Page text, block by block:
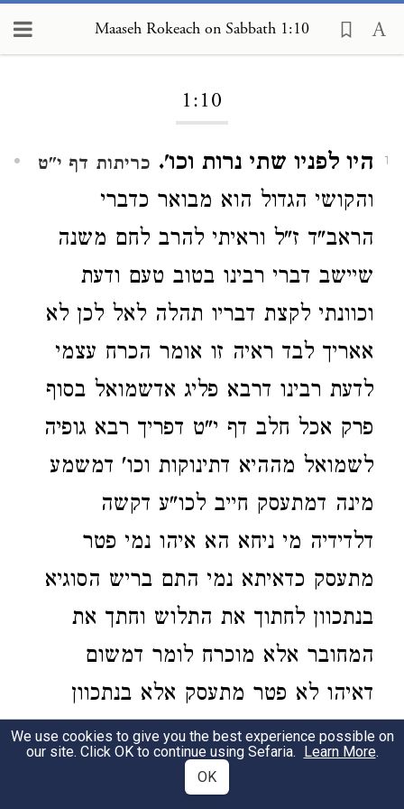
Maaseh Rokeach on Sabbath 1:10
1:10
1 היו לפניו שתי נרות וכו'. כריתות דף י"ט
והקושי הגדול הוא מבואר כדברי
הראב"ד ז"ל וראיתי להרב לחם משנה
שיישב דברי רבינו בטוב טעם ודעת
וכוונתי לקצת דבריו תהלה לאל לכן לא
אאריך לבד ראיה זו אומר הכרח עצמי
לדעת רבינו דרבא פליג אדשמואל בסוף
פרק אכל חלב דף י"ט דפריך רבא גופיה
לשמואל מההיא דתינוקות וכו' דמשמע
מינה דמתעסק חייב לכו"ע דקשה
דלדידיה מי ניחא הא איהו נמי פטר
מתעסק כדאיתא נמי התם בריש הסוגיא
בנתכוון לחתוך את התלוש וחתך את
המחובר אלא מוכרח לומר דמשום
דאיהו לא פטר מתעסק אלא בנתכוון
להיתר גמור לא קשה לדידיה דחבורה
מתכוין לאיסור מקרי ולהכי פריך למאן
We use cookies to give you the best experience possible on
our site. Click OK to continue using Sefaria. Learn More.
OK